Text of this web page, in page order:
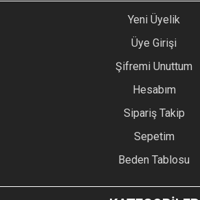
Yeni Üyelik
Üye Girişi
Şifremi Unuttum
Hesabım
Sipariş Takip
Sepetim
Beden Tablosu